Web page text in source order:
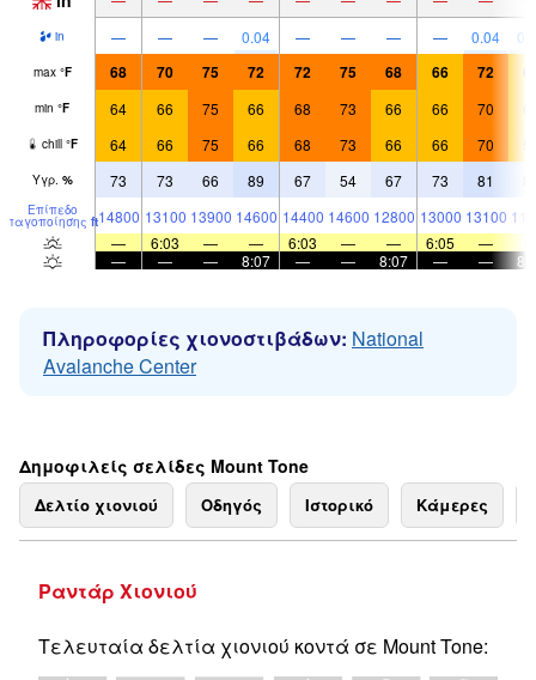
in — — — 0.04 — — — — 0.04
max °F 68 70 75 72 72 75 68 66 72
min °F 64 66 75 66 68 73 66 66 70
chill °F 64 66 75 66 68 73 66 66 70
Υγρ. % 73 73 66 89 67 54 67 73 81
Επίπεδο
παγοποίησης ft14800 13100 13900 14600 14400 14600 12800 13000 13100
—
6:03 — — 6:03 — — 6:05 —
—
— — 8:07 — — 8:07 — —
Πληροφορίες χιονοστιβάδων: National
Avalanche Center
Δημοφιλείς σελίδες Mount Tone
Δελτίο χιονιού Οδηγός Ιστορικό Κάμερες
Ραντάρ Χιονιού
Τελευταία δελτία χιονιού κοντά σε Mount Tone: